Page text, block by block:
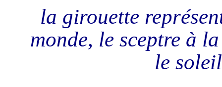
la girouette
monde, le sceptre à
le